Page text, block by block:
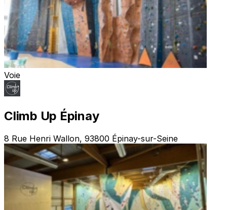
Voie
Climb Up Épinay
8 Rue Henri Wallon, 93800 Épinay-sur-Seine